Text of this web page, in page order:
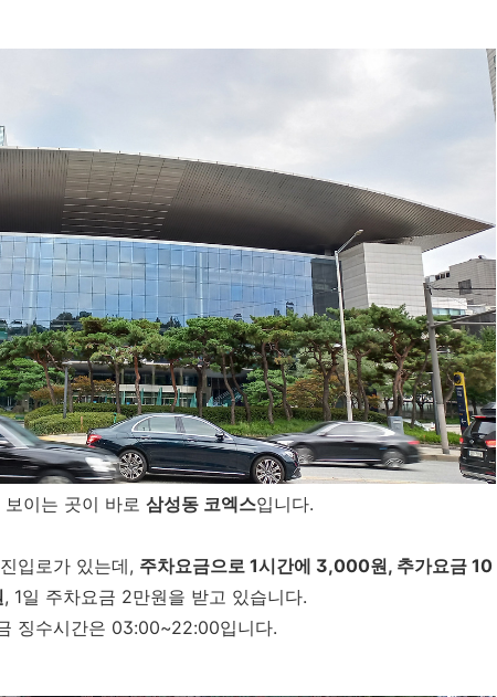
이는 곳이 바로 삼성동 코엑스입니다.
입로가 있는데, 주차요금으로 1시간에 3,000원, 추가요금 10
, 1일 주차요금 2만원을 받고 있습니다.
징수시간은 03:00~22:00입니다.